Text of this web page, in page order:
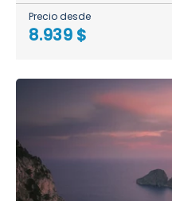
Precio desde
8.939 $